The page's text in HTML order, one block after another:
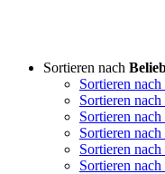
Sortieren nach
Sortieren nach
Sortieren nach
Sortieren nach
Sortieren nach
Sortieren nach
Sortieren nach